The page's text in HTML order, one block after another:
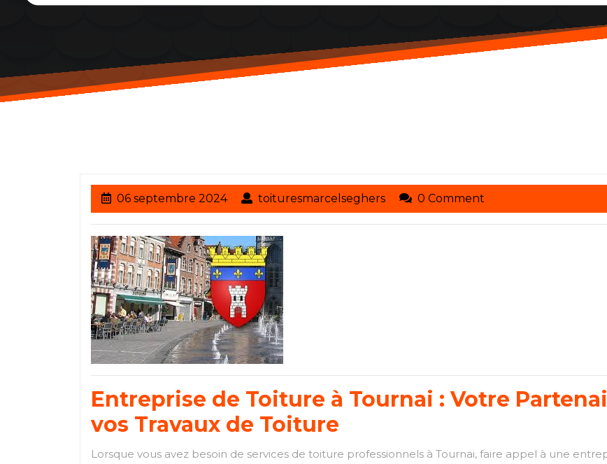
06 septembre 202406
septembre
toituresmarcelsegherstoituresmarcelseghers
0 Comment
Entreprise de Toiture à Tournai : Votre
vos Travaux de Toiture
Lorsque vous avez besoin de services de toiture professionnels à Tournai, faire appel à une